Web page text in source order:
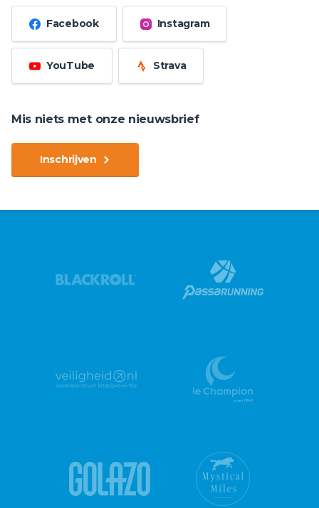
Facebook Instagram
YouTube Strava
Mis niets met onze nieuwsbrief
Inschrijven